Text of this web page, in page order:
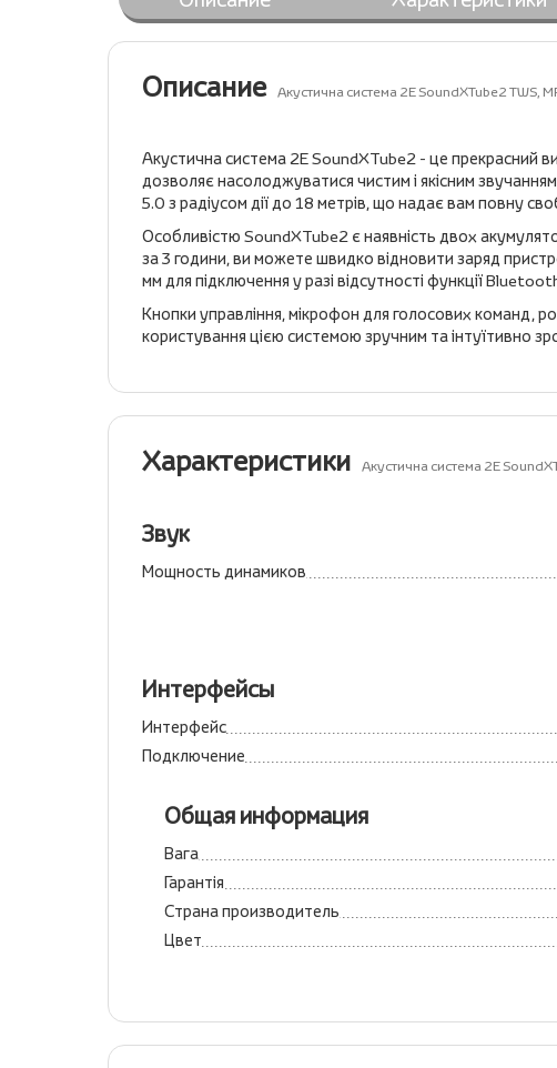
Описание Акустична система 2E SoundXTube2 TWS,
Акустична система 2E SoundXTube2 - це прекрасний
дозволяє насолоджуватися чистим і якісним
5.0 з радіусом дії до 18 метрів, що надає вам повну
Особливістю SoundXTube2 є наявність двох
за 3 години, ви можете швидко відновити заряд
мм для підключення у разі відсутності функції
Кнопки управління, мікрофон для голосових команд,
користування цією системою зручним та інтуїтивно
Характеристики Акустична система 2E
Звук
Мощность динамиков
Интерфейсы
Интерфейс
Подключение
Общая информация
Вага
Гарантія
Страна производитель
Цвет